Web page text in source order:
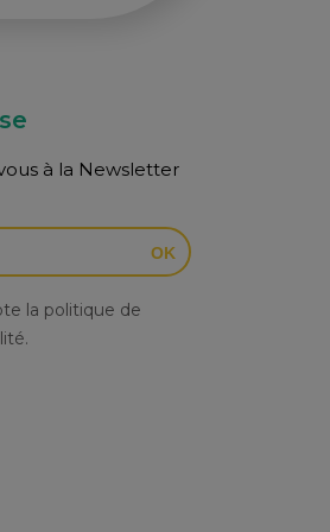
à la Newsletter
la politique de
OK